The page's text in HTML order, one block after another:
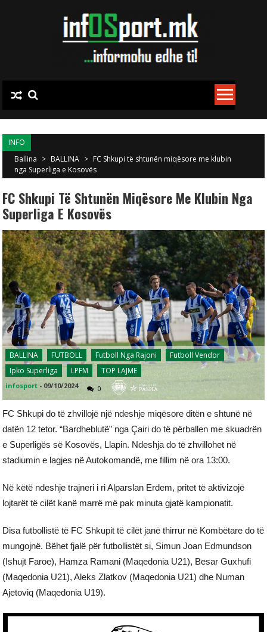
INFO
Ballina > BALLINA > FC Shkupi të shtunën miqësore me klubin
nga Superliga e Kosovës
FC Shkupi Të Shtunën Miqësore Me Klubin Nga
Superliga E Kosovës
BALLINA FUTBOLL Futboll Nga Rajoni
Futboll Vendor
Ipko Superliga
LPFM TOP LAJME
infosport - 09/10/2024 0
FC Shkupi do të zhvillojë një ndeshje miqësore ditën e shtunë në
datën 12 tetor. “Bardheblutë” nga Çairi do të përballen me skuadrën
e Superligës së Kosovës, Llapin. Ndeshja do të zhvillohet në
stadiumin e lagjes në Autokomandë, me fillim në ora 13:00.
Në këtë ndeshje trajneri i ri Alparslan Erdem, pritet të aktivizojë
lojtarët të cilët kanë marrë më pak minuta gjatë kampionatit.
Disa futbollistë të FC Shkupit të cilët janë thirrur në Kombëtare do të
mungojnë. Bëhet fjalë për futbollistët si, Simun Joan Edmundson
(Ishujt Faroe), Hamza Ramani (Maqedonia U21), Besar Guxhufi
(Maqedonia U21), Aleks Zlatkov (Maqedonia U21) dhe Numan
Ajetoviq (Maqedonia U19).